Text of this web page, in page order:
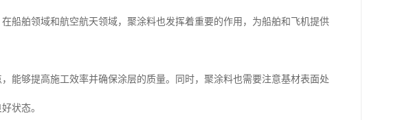
船舶领域和航空航天领域，聚涂料也发挥着重要的作用，为船舶和飞机提供
能够提高施工效率并确保涂层的质量。同时，聚涂料也需要注意基材表面处
状态。